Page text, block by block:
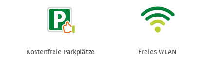
Kostenfreie Parkplätze Freies WLAN